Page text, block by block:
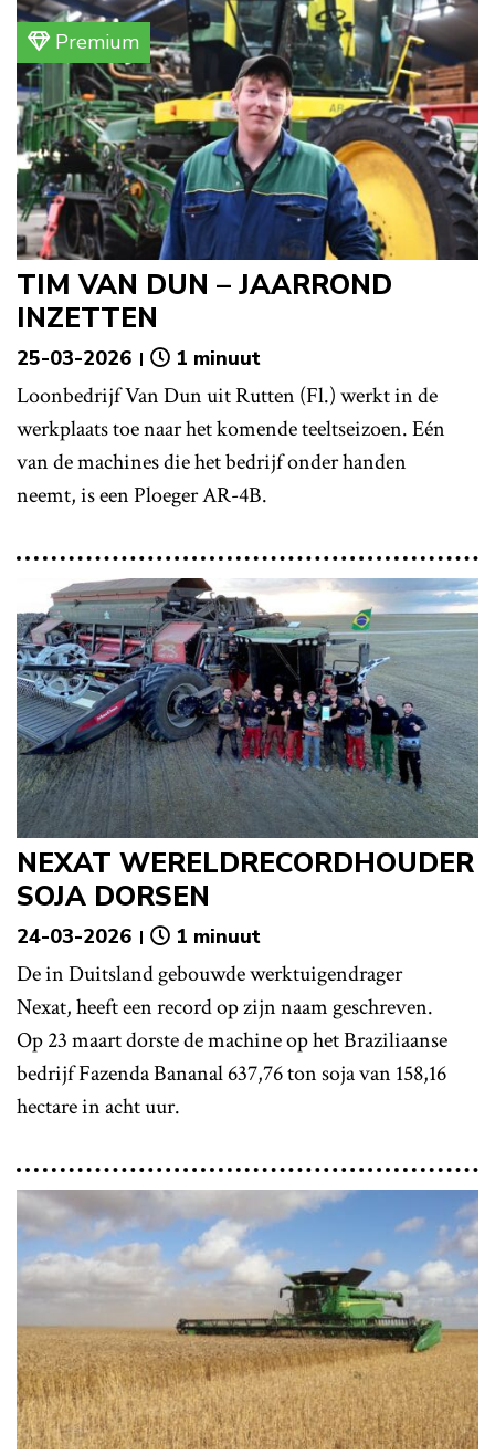
Premium
TIM VAN DUN – JAARROND
INZETTEN
25-03-2026 1 minuut
Loonbedrijf Van Dun uit Rutten (Fl.) werkt in de
werkplaats toe naar het komende teeltseizoen. Eén
van de machines die het bedrijf onder handen
neemt, is een Ploeger AR-4B.
NEXAT WERELDRECORDHOUDER
SOJA DORSEN
24-03-2026 1 minuut
De in Duitsland gebouwde werktuigendrager
Nexat, heeft een record op zijn naam geschreven.
Op 23 maart dorste de machine op het Braziliaanse
bedrijf Fazenda Bananal 637,76 ton soja van 158,16
hectare in acht uur.